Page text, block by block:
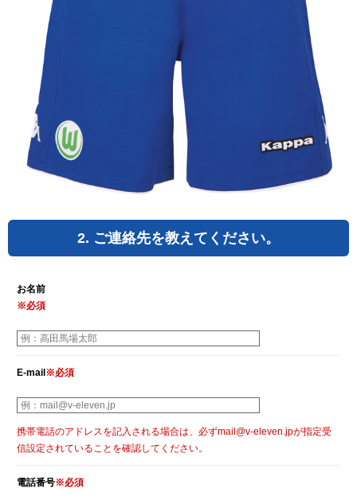
2. ご連絡先を教えてください。
お名前
※必須
E-mail ※必須
携帯電話のアドレスを記入される場合は、必ずmail@v-eleven.jpが指定受
信設定されていることを確認してください。
電話番号※必須